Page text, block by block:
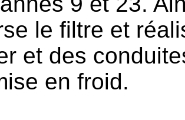
le filtre et
et des
en froid.